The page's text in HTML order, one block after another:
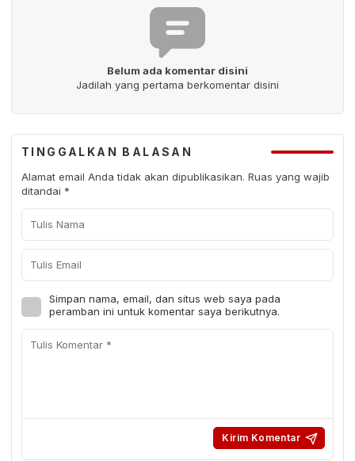
Belum ada komentar disini
Jadilah yang pertama berkomentar disini
TINGGALKAN BALASAN
Alamat email Anda tidak akan dipublikasikan. Ruas yang wajib
ditandai *
Simpan nama, email, dan situs web saya pada
peramban ini untuk komentar saya berikutnya.